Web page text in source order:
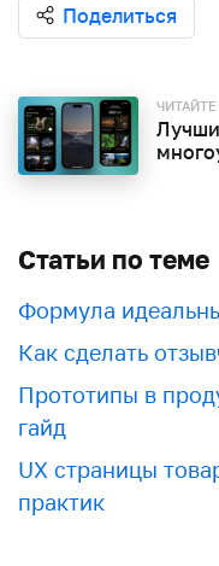
Поделиться
Статьи по теме
Формула
Как сделать
Прототипы в
гайд
UX страницы
практик